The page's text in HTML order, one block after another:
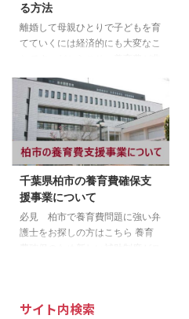
る方法
離婚して母親ひとりで子どもを育
てていくには経済的にも大変なこ
育費を支払う義務があります。そ
れにもかかわらず、養育費を払わ
ない元パートナーも数多くいるの
が現実です。「養育費の支払いが
止まってしまって困っています」
という方も少なくないでしょう。
強制執行とは？ 強制執行は、決
めた期日までに債務を支払わない
相手に、裁判所を通じて給与など
の財産を差し押さえてもらい、強
千葉県柏市の養育費確保支
援事業について
必見 柏市で養育費問題に強い弁
護士をお探しの方はこちら 養育
は、ひとり親家庭のかたが養育費
サイト内検索